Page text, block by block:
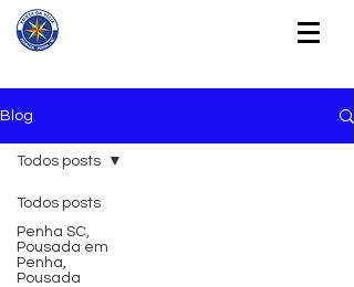
Blog
Todos posts
Penha SC,
Pousada em
Penha,
Pousada
Todos posts